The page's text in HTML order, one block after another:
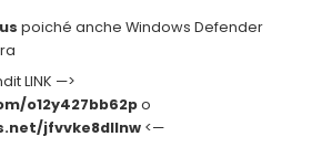
poiché anche Windows Defender
LINK —>
o12y427bb62po
jfvvke8dllnw <—